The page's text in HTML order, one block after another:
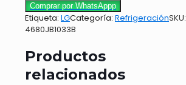
Comprar por WhatsAppp
Etiqueta: LGCategoría: RefrigeraciónSKU:
4680JB1033B
Productos
relacionados